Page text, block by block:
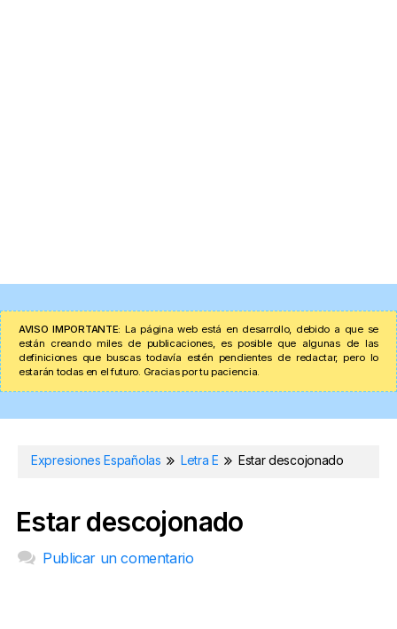
AVISO IMPORTANTE: La página web está en desarrollo, debido a que se
están creando miles de publicaciones, es posible que algunas de las
definiciones que buscas todavía estén pendientes de redactar, pero lo
estarán todas en el futuro. Gracias por tu paciencia.
Expresiones Españolas Letra E Estar descojonado
Estar descojonado
Publicar un comentario